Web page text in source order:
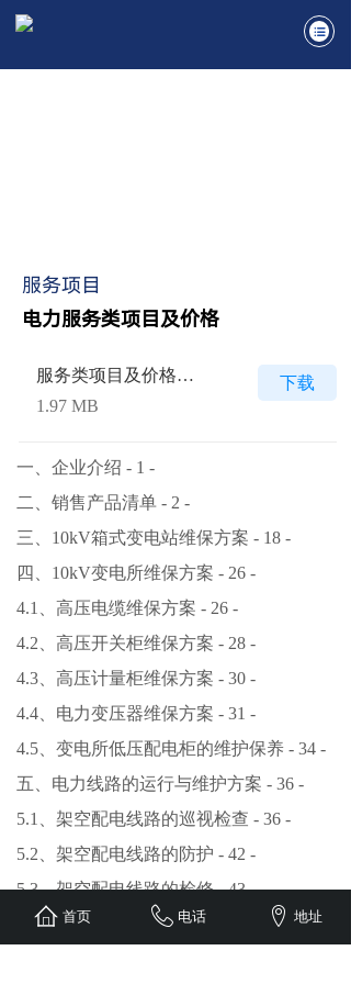
服务项目
电力服务类项目及价格
服务类项目及价格附
件
1.97 MB
下载
一、企业介绍 - 1 -
二、销售产品清单 - 2 -
三、10kV箱式变电站维保方案 - 18 -
四、10kV变电所维保方案 - 26 -
4.1、高压电缆维保方案 - 26 -
4.2、高压开关柜维保方案 - 28 -
4.3、高压计量柜维保方案 - 30 -
4.4、电力变压器维保方案 - 31 -
4.5、变电所低压配电柜的维护保养 - 34 -
五、电力线路的运行与维护方案 - 36 -
5.1、架空配电线路的巡视检查 - 36 -
5.2、架空配电线路的防护 - 42 -
5.3、架空配电线路的检修 - 43 -
5.4、常见故障及其预防 - 44 -
首页 电话 地址